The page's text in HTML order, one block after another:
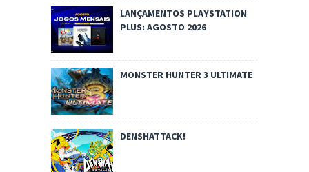
LANÇAMENTOS PLAYSTATION
PLUS: AGOSTO 2026
MONSTER HUNTER 3 ULTIMATE
DENSHATTACK!